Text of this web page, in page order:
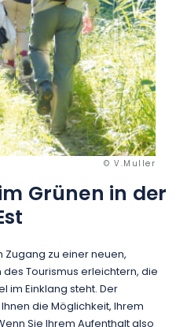
© V.Muller
Grünen in der
Zugang zu einer neuen,
Tourismus erleichtern, die
im Einklang steht. Der
die Möglichkeit, Ihrem